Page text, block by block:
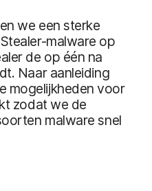
we een sterke
malware op
de op één na
Naar aanleiding
mogelijkheden voor
zodat we de
malware snel